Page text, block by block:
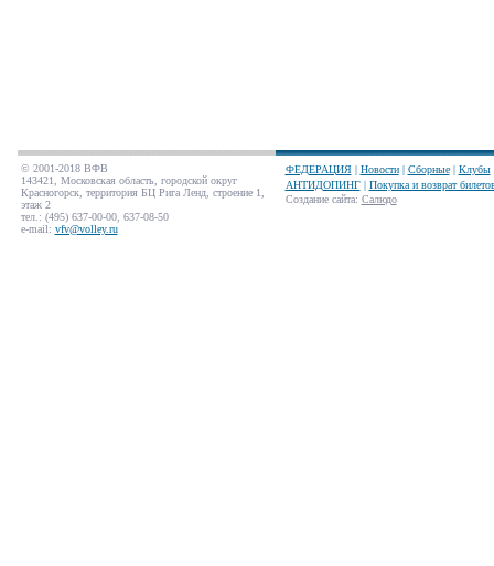
© 2001-2018 ВФВ
143421, Московская область, городской округ
Красногорск, территория БЦ Рига Ленд, строение 1,
этаж 2
тел.: (495) 637-00-00, 637-08-50
e-mail: vfv@volley.ru
ФЕДЕРАЦИЯ| Новости| Сборные| Клубы
АНТИДОПИНГ| Покупка и возврат
Создание сайта: Салюдо